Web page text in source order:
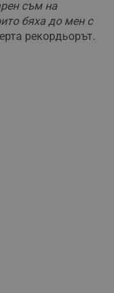
съм на
бяха до мен с
рекордьорът.